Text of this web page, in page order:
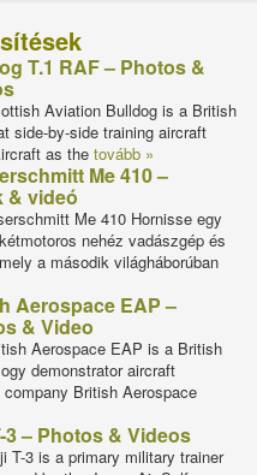
T.1 RAF – Photos &
Aviation Bulldog is a British
side-by-side training aircraft
as the tovább »
Me 410 –
& videó
Me 410 Hornisse egy
nehéz vadászgép és
a második világháborúban
Aerospace EAP –
& Video
Aerospace EAP is a British
demonstrator aircraft
British Aerospace
3 – Photos & Videos
T-3 is a primary military trainer